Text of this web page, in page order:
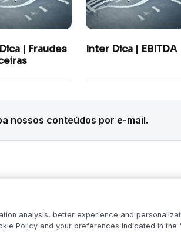
| Fraudes
Inter Dica | EBITDA
nossos conteúdos por e-mail.
Inter Forecast
Criptoworld
Renda
Renda Fixa
analysis, better experience and
Policy and your preferences indicated in the